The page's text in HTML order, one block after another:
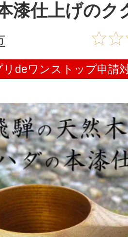
漆仕上げのク
deワンストップ申請